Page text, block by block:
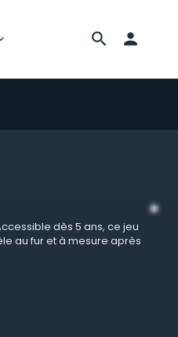

dès 5 ans, ce jeu
au fur et à mesure après